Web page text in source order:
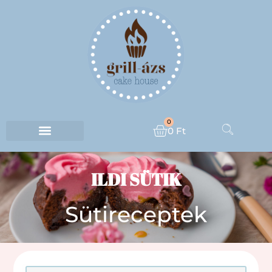
0 Ft
0
ILDI SÜTIK
Sütireceptek